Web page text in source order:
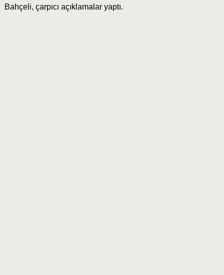
Bahçeli, çarpıcı açıklamalar yaptı.